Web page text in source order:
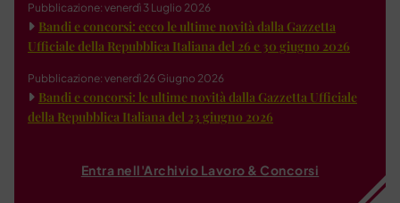
Pubblicazione: venerdì 3 Luglio 2026
Bandi e concorsi: ecco le ultime novità dalla Gazzetta
Ufficiale della Repubblica Italiana del 26 e 30 giugno 2026
Pubblicazione: venerdì 26 Giugno 2026
Bandi e concorsi: le ultime novità dalla Gazzetta Ufficiale
della Repubblica Italiana del 23 giugno 2026
Entra nell'Archivio Lavoro & Concorsi